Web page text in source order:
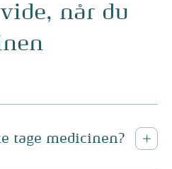
når du
tage medicinen?